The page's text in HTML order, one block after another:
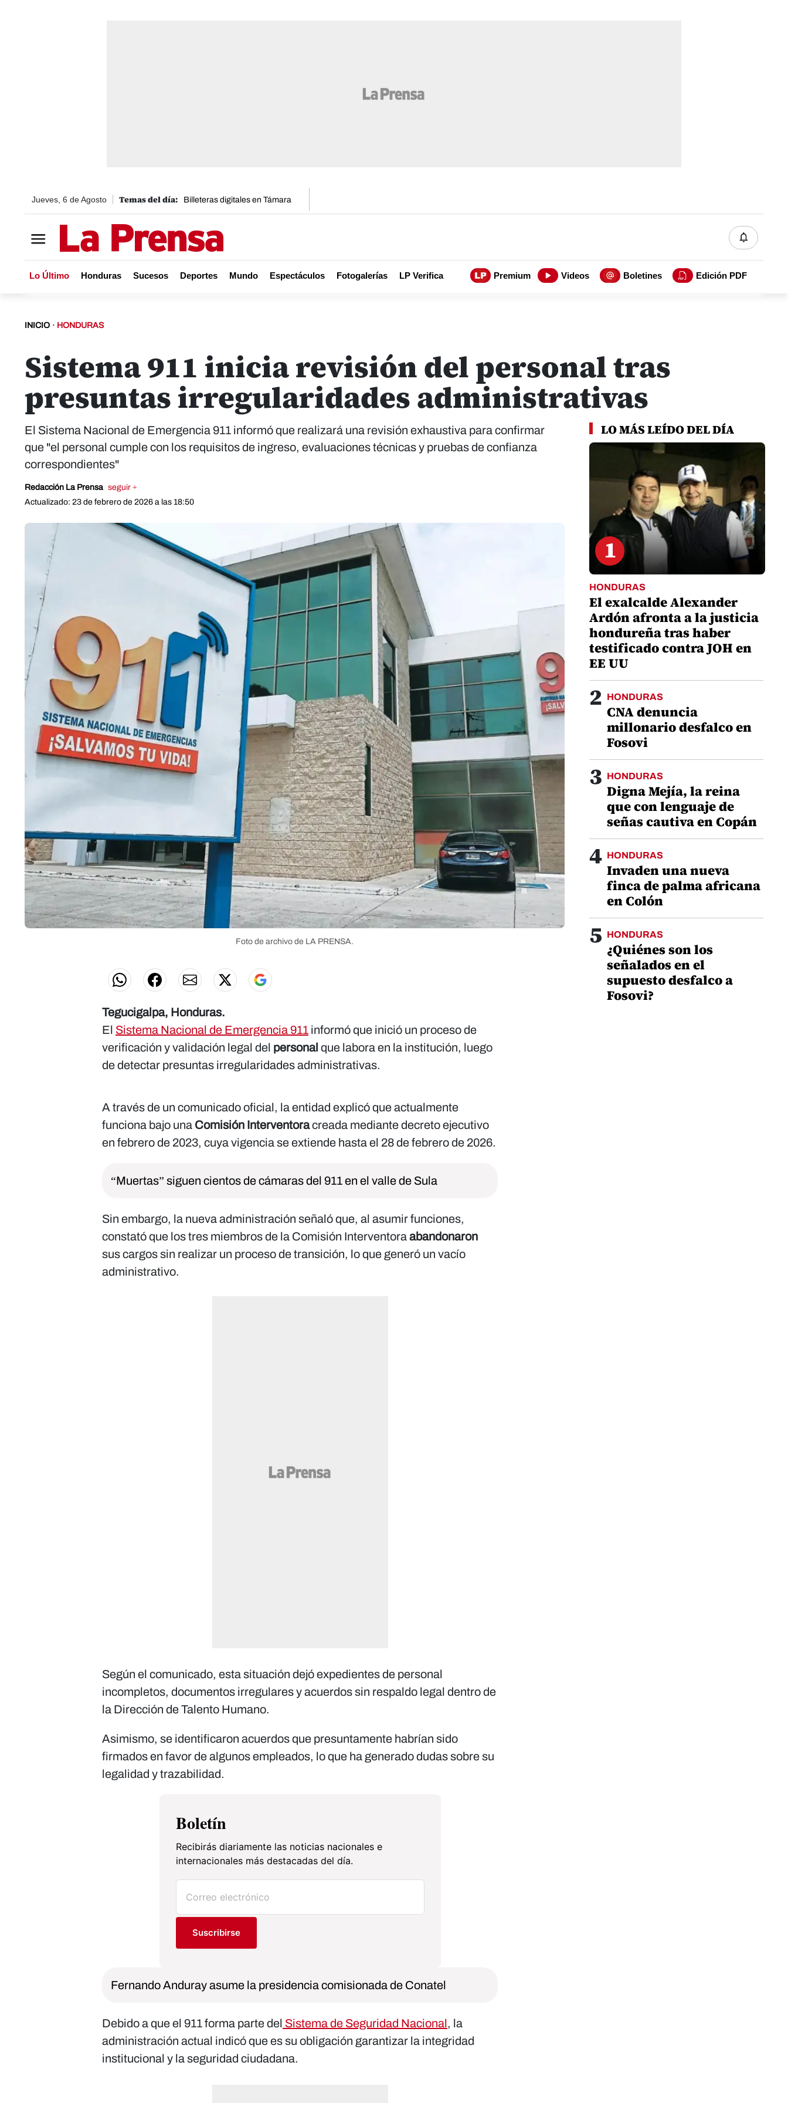
Jueves, 6 de Agosto Billeteras digitales en Támara
Lo Último Honduras Sucesos Deportes Mundo Espectáculos Fotogalerías LP Verifica Premium Videos Boletines Edición PDF
INICIO · HONDURAS
Sistema 911 inicia revisión del personal tras
presuntas irregularidades administrativas
El Sistema Nacional de Emergencia 911 informó que realizará una revisión exhaustiva para confirmar
que "el personal cumple con los requisitos de ingreso, evaluaciones técnicas y pruebas de confianza
correspondientes"
Redacción La Prensa seguir +
Actualizado: 23 de febrero de 2026 a las 18:50
Foto de archivo de LA PRENSA.
Tegucigalpa, Honduras.
El Sistema Nacional de Emergencia 911 informó que inició un proceso de
verificación y validación legal del personal que labora en la institución, luego
de detectar presuntas irregularidades administrativas.
A través de un comunicado oficial, la entidad explicó que actualmente
funciona bajo una Comisión Interventoracreada mediante decreto ejecutivo
en febrero de 2023, cuya vigencia se extiende hasta el 28 de febrero de 2026.
“Muertas” siguen cientos de cámaras del 911 en el valle de Sula
Sin embargo, la nueva administración señaló que, al asumir funciones,
constató que los tres miembros de la Comisión Interventoraabandonaron
sus cargos sin realizar un proceso de transición, lo que generó un vacío
administrativo.
Según el comunicado, esta situación dejó expedientes de personal
incompletos, documentos irregulares y acuerdos sin respaldo legal dentro de
la Dirección de Talento Humano.
Asimismo, se identificaron acuerdos que presuntamente habrían sido
firmados en favor de algunos empleados, lo que ha generado dudas sobre su
legalidad y trazabilidad.
Boletín
Recibirás diariamente las noticias nacionales e
internacionales más destacadas del día.
Suscribirse
Fernando Anduray asume la presidencia comisionada de Conatel
Debido a que el 911 forma parte del Sistema de Seguridad Nacional, la
administración actual indicó que es su obligación garantizar la integridad
institucional y la seguridad ciudadana.
LO MÁS LEÍDO DEL DÍA
1
HONDURAS
El exalcalde Alexander
Ardón afronta a la justicia
hondureña tras haber
testificado contra JOH en
EE UU
2 HONDURAS
CNA denuncia
millonario desfalco en
Fosovi
3 HONDURAS
Digna Mejía, la reina
que con lenguaje de
señas cautiva en Copán
4 HONDURAS
Invaden una nueva
finca de palma africana
en Colón
5 HONDURAS
¿Quiénes son los
señalados en el
supuesto desfalco a
Fosovi?